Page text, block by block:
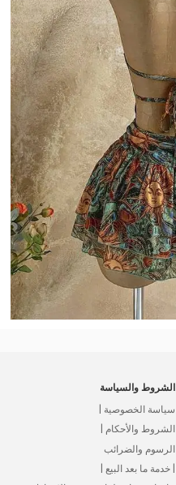
الشروط والسياسة
سياسة الخصوصية |
الشروط والأحكام |
الرسوم والضرائب
| خدمة ما بعد البيع |